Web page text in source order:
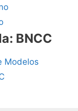
BNCC
Modelos